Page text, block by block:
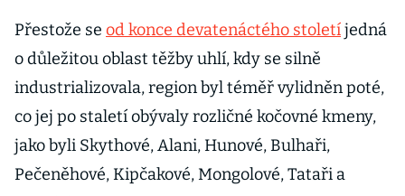
Přestože se od konce devatenáctého stoletíjedná
o důležitou oblast těžby uhlí, kdy se silně
industrializovala, region byl téměř vylidněn poté,
co jej po staletí obývaly rozličné kočovné kmeny,
jako byli Skythové, Alani, Hunové, Bulhaři,
Pečeněhové, Kipčakové, Mongolové, Tataři a